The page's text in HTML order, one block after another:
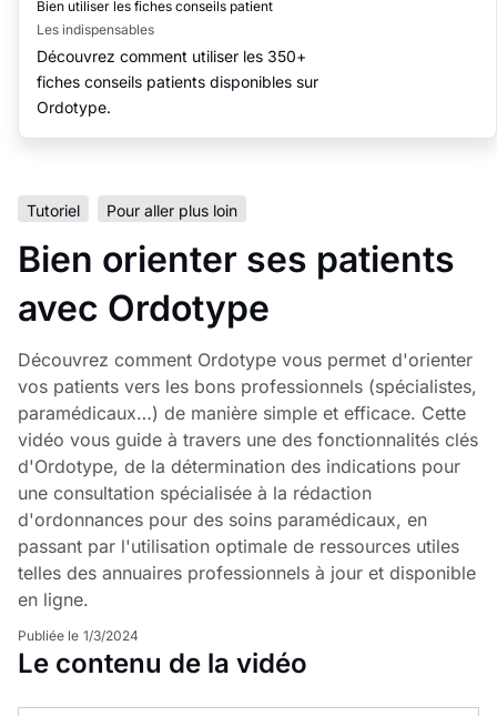
Bien utiliser les fiches conseils patient
Les indispensables
Découvrez comment utiliser les 350+
fiches conseils patients disponibles sur
Ordotype.
Tutoriel Pour aller plus loin
Bien orienter ses patients
avec Ordotype
Découvrez comment Ordotype vous permet d'orienter
vos patients vers les bons professionnels (spécialistes,
paramédicaux…) de manière simple et efficace. Cette
vidéo vous guide à travers une des fonctionnalités clés
d'Ordotype, de la détermination des indications pour
une consultation spécialisée à la rédaction
d'ordonnances pour des soins paramédicaux, en
passant par l'utilisation optimale de ressources utiles
telles des annuaires professionnels à jour et disponible
en ligne.
Publiée le 1/3/2024
Le contenu de la vidéo